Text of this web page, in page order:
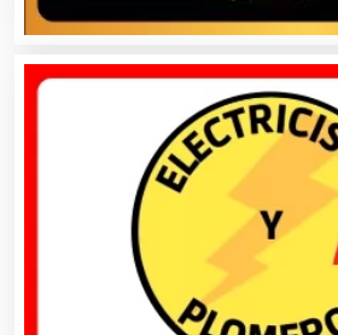
Artículos Deportivos
Artículos Importados
Artículos para el Hogar
Artículos para Regalos